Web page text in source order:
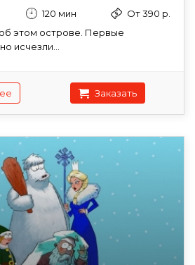
120 мин
От 390 р.
этом острове. Первые
исчезли...
Заказать